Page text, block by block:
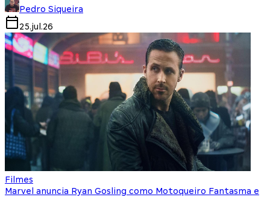
Pedro Siqueira
25.jul.26
Filmes
Marvel anuncia Ryan Gosling como Motoqueiro Fantasma e